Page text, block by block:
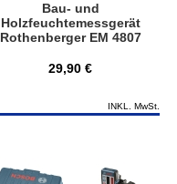
Bau- und
Holzfeuchtemessgerät
Rothenberger EM 4807
29,90 €
INKL. MwSt.